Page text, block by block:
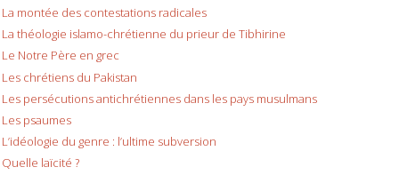
La montée des contestations radicales
La théologie islamo-chrétienne du prieur de Tibhirine
Le Notre Père en grec
Les chrétiens du Pakistan
Les persécutions antichrétiennes dans les pays musulmans
Les psaumes
L’idéologie du genre : l’ultime subversion
Quelle laïcité ?